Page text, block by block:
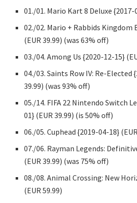
01./01. Mario Kart 8 Deluxe {2017-
02./02. Mario + Rabbids
(EUR 39.99) (was 63% off)
03./04. Among Us {2020-12-15}
04./03. Saints Row IV: Re-Elected
39.99) (was 93% off)
05./14. FIFA 22 Nintendo Switch
01} (EUR 39.99) (is 50% off)
06./05. Cuphead {2019-04-18}
07./06. Rayman Legends:
(EUR 39.99) (was 75% off)
08./08. Animal Crossing: New
(EUR 59.99)